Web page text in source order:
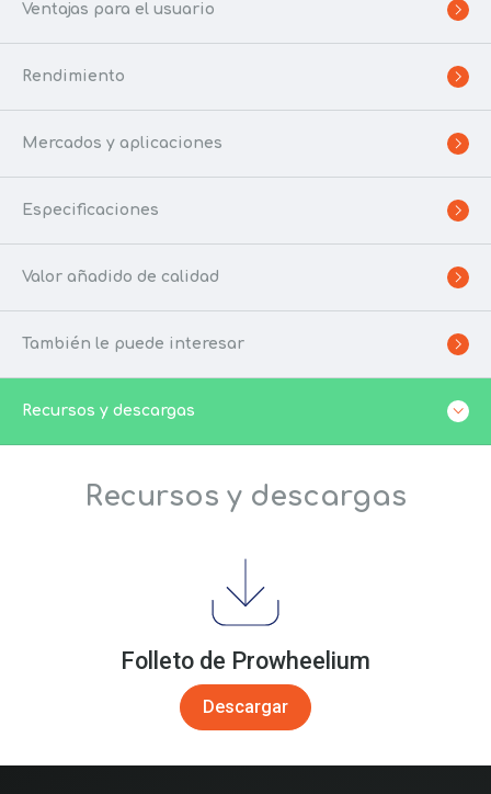
Ventajas para el usuario
Rendimiento
Mercados y aplicaciones
Especificaciones
Valor añadido de calidad
También le puede interesar
Recursos y descargas
Recursos y descargas
Folleto de Prowheelium
Descargar